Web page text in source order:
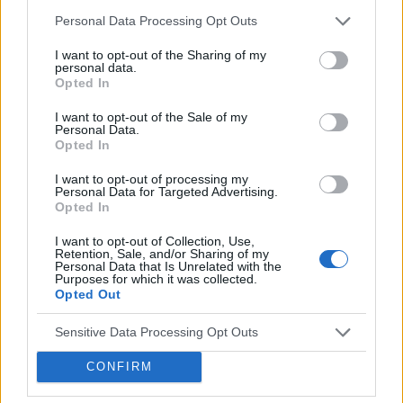
Personal Data Processing Opt Outs
I want to opt-out of the Sharing of my
personal data.
Opted In
I want to opt-out of the Sale of my
Personal Data.
Opted In
I want to opt-out of processing my
Personal Data for Targeted Advertising.
Opted In
I want to opt-out of Collection, Use,
Retention, Sale, and/or Sharing of my
Personal Data that Is Unrelated with the
Purposes for which it was collected.
Opted Out
Sensitive Data Processing Opt Outs
CONFIRM
myślę że to macica nie mogę utrzymać moczu
czy będzie konieczny zabieg
Forum:Ginekologia - forum dla rodziny i
Tematy przezierność karkowa spirala
ropień gruczołu bartholina opryszczka